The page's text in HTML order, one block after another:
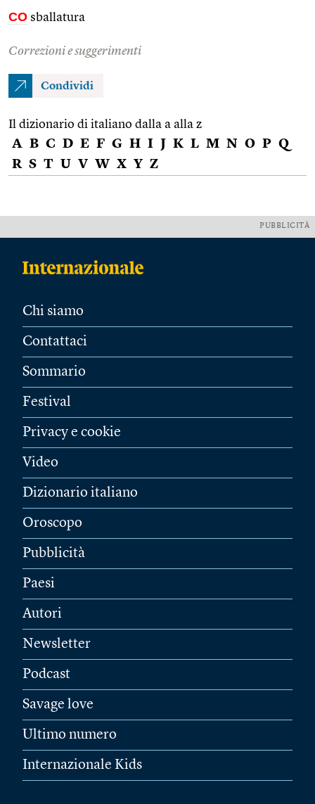
CO sballatura
Correzioni e suggerimenti
Condividi
Il dizionario di italiano dalla a alla z
A B C D E F G H I J K L M N O P Q
R S T U V W X Y Z
PUBBLICITÀ
Chi siamo
Contattaci
Sommario
Festival
Privacy e cookie
Video
Dizionario italiano
Oroscopo
Pubblicità
Paesi
Autori
Newsletter
Podcast
Savage love
Ultimo numero
Internazionale Kids